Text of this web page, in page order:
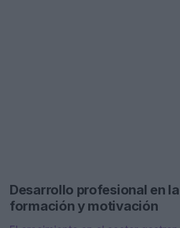
Desarrollo profesional en
formación y motivación